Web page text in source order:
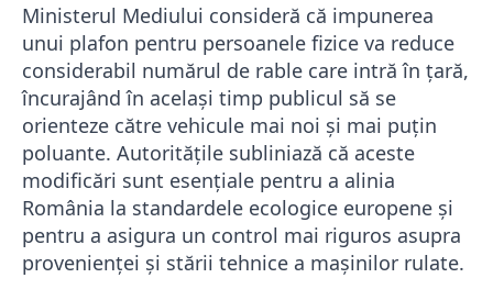
Ministerul Mediului consideră că impunerea
unui plafon pentru persoanele fizice va reduce
considerabil numărul de rable care intră în țară,
încurajând în același timp publicul să se
orienteze către vehicule mai noi și mai puțin
poluante. Autoritățile subliniază că aceste
modificări sunt esențiale pentru a alinia
România la standardele ecologice europene și
pentru a asigura un control mai riguros asupra
provenienței și stării tehnice a mașinilor rulate.